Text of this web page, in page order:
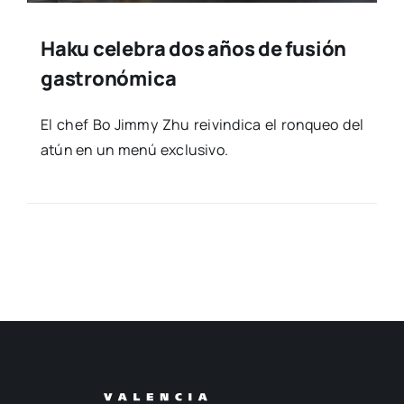
Haku celebra dos años de fusión
gastronómica
El chef Bo Jimmy Zhu rei­vin­di­ca el ron­queo del
atún en un menú exclu­si­vo.